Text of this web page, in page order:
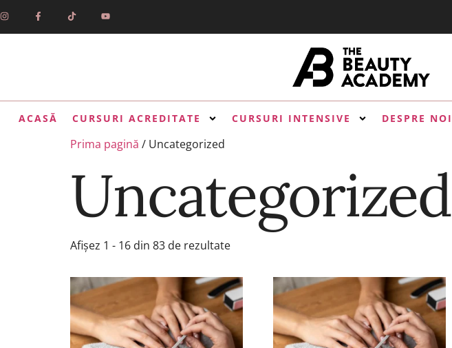
ACASĂ CURSURI ACREDITATE CURSURI INTENSIVE DESPRE NOI
Prima pagină / Uncategorized
Uncategorized
Afișez 1 - 16 din 83 de rezultate